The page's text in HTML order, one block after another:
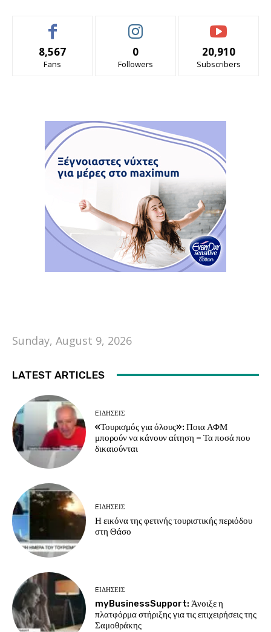
8,567
Fans
0
Followers
20,910
Subscribers
Sunday, August 9, 2026
LATEST ARTICLES
EΙΔΗΣΕΙΣ
«Τουρισμός για όλους»: Ποια ΑΦΜ
μπορούν να κάνουν αίτηση – Τα ποσά που
δικαιούνται
EΙΔΗΣΕΙΣ
Η εικόνα της φετινής τουριστικής περιόδου
στη Θάσο
EΙΔΗΣΕΙΣ
myBusinessSupport: Άνοιξε η
πλατφόρμα στήριξης για τις επιχειρήσεις της
Σαμοθράκης